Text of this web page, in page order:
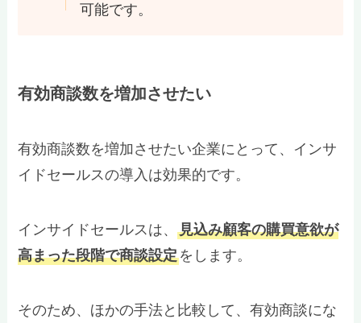
可能です。
有効商談数を増加させたい
有効商談数を増加させたい企業にとって、インサ
イドセールスの導入は効果的です。
インサイドセールスは、見込み顧客の購買意欲が
高まった段階で商談設定をします。
そのため、ほかの手法と比較して、有効商談にな